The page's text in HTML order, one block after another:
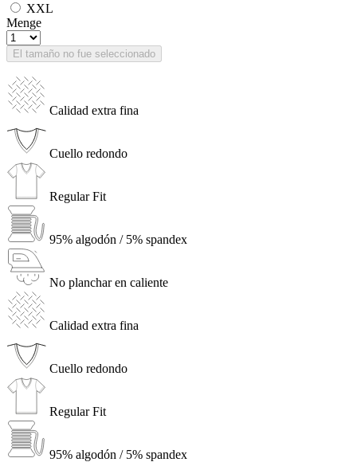
XXL
Menge
El tamaño no fue seleccionado
Calidad extra fina
Cuello redondo
Regular Fit
95% algodón / 5% spandex
No planchar en caliente
Calidad extra fina
Cuello redondo
Regular Fit
95% algodón / 5% spandex